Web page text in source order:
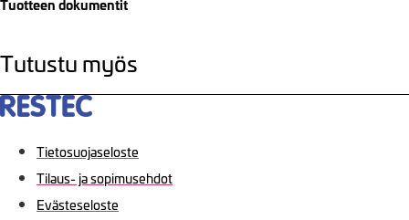
Tuotteen dokumentit
Tutustu myös
Tietosuojaseloste
Tilaus- ja sopimusehdot
Evästeseloste